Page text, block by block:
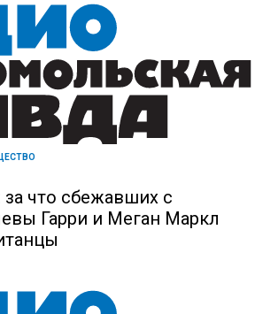
за что сбежавших с
Гарри и Меган Маркл